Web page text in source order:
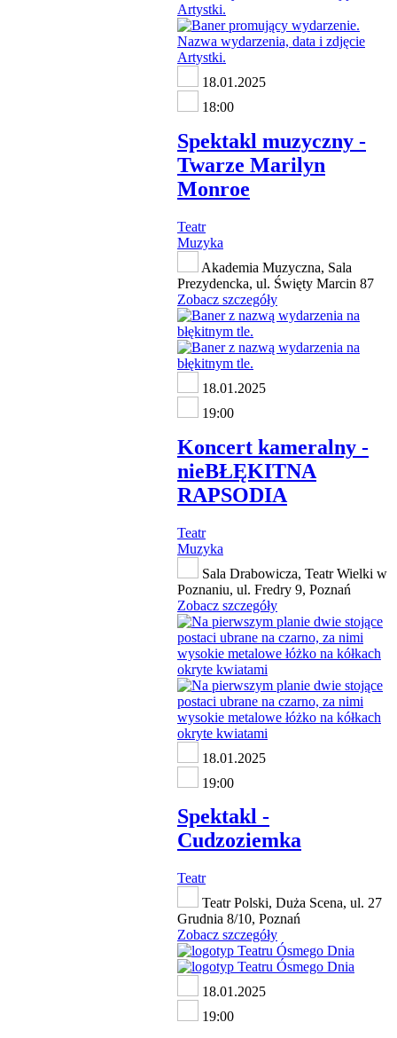
18.01.2025
18:00
Spektakl muzyczny -
Twarze Marilyn
Monroe
Teatr
Muzyka
Akademia Muzyczna, Sala
Prezydencka, ul. Święty Marcin 87
Zobacz szczegóły
18.01.2025
19:00
Koncert kameralny -
nieBŁĘKITNA
RAPSODIA
Teatr
Muzyka
Sala Drabowicza, Teatr Wielki w
Poznaniu, ul. Fredry 9, Poznań
Zobacz szczegóły
18.01.2025
19:00
Spektakl -
Cudzoziemka
Teatr
Teatr Polski, Duża Scena, ul. 27
Grudnia 8/10, Poznań
Zobacz szczegóły
18.01.2025
19:00